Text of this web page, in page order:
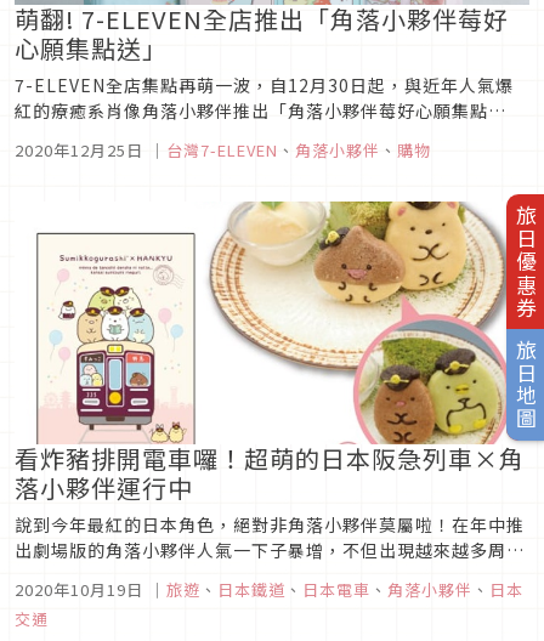
旅日優惠券
旅日地圖
萌翻! 7-ELEVEN全店推出「角落小夥伴莓好
心願集點送」
7-ELEVEN全店集點再萌一波，自12月30日起，與近年人氣爆
紅的療癒系肖像角落小夥伴推出「角落小夥伴莓好心願集點
裝粉嫩登場，並首度開發絨毛開窗提袋、桌上書架收納盒、多功
2020年12月25日 ｜ 台灣7-ELEVEN 、 角落小夥伴 、 購物
看炸豬排開電車囉！超萌的日本阪急列車×角
落小夥伴運行中
說到今年最紅的日本角色，絕對非角落小夥伴莫屬啦！在年中推
出劇場版的角落小夥伴人氣一下子暴增，不但出現越來越多周
品。而九月時日本阪急電車也和角落小夥伴合作專屬列車，持續
不斷推出新周邊與活動啦！日本阪急電車×角落小夥伴這次日本
2020年10月19日 ｜ 旅遊 、 日本鐵道 、 日本電車 、 角落小夥伴 、 日本
交通